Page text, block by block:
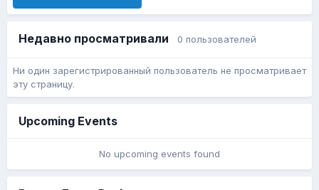
Недавно просматривали 0 пользователей
Ни один зарегистрированный пользователь не просматривает
эту страницу.
Upcoming Events
No upcoming events found